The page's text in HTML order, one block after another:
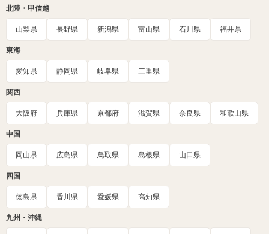
北陸・甲信越
山梨県 長野県 新潟県 富山県 石川県 福井県
東海
愛知県 静岡県 岐阜県 三重県
関西
大阪府 兵庫県 京都府 滋賀県 奈良県 和歌山県
中国
岡山県 広島県 鳥取県 島根県 山口県
四国
徳島県 香川県 愛媛県 高知県
九州・沖縄